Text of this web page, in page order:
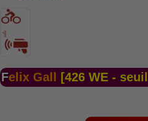
Felix Gall [426 WE -